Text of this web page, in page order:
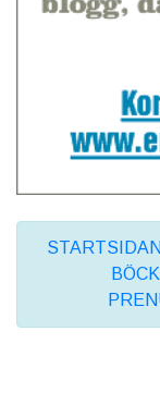
STARTSIDAN